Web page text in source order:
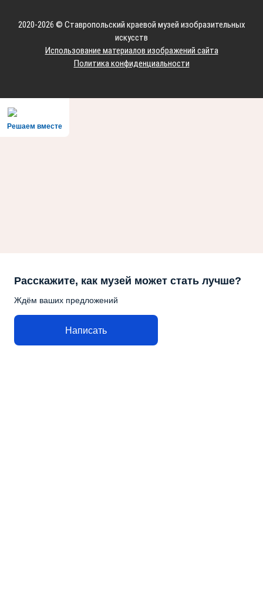
2020-2026 © Ставропольский краевой музей изобразительных
искусств
Использование материалов изображений сайта
Политика конфиденциальности
Решаем вместе
Расскажите, как музей может стать лучше?
Ждём ваших предложений
Написать